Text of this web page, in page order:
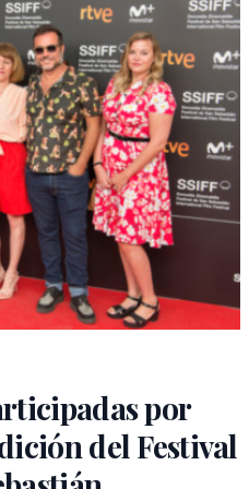
por
del Festival